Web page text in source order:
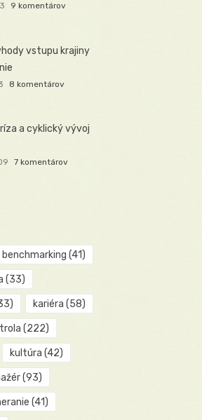
9 komentárov
vstupu krajiny
8 komentárov
a cyklický vývoj
7 komentárov
benchmarking (41)
(33)
kariéra (58)
(222)
kultúra (42)
(93)
(41)